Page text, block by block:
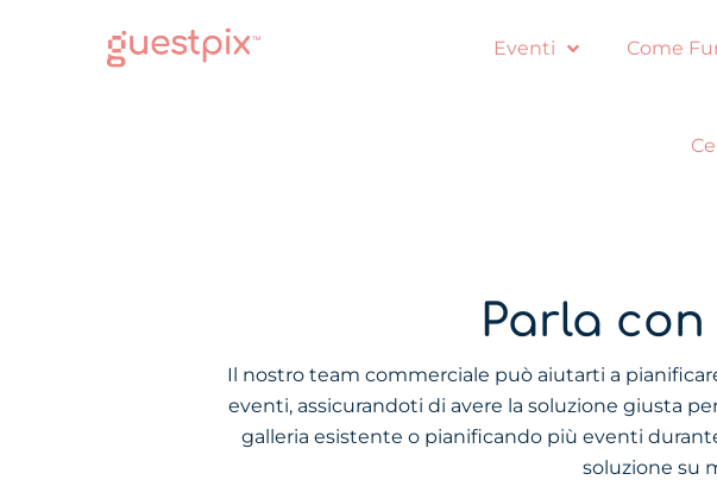
Eventi Come
Parla con
Il nostro team commerciale può aiutarti a
eventi, assicurandoti di avere la soluzione giusta
galleria esistente o pianificando più eventi
soluzione su